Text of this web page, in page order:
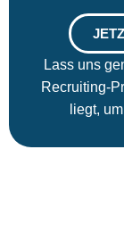
Lass uns
Recruiting-
liegt,